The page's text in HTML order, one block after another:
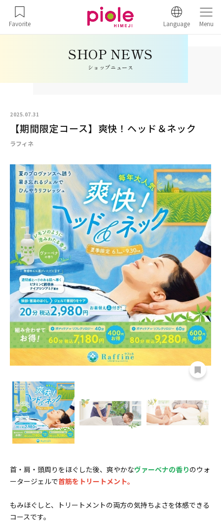
Favorite Language Menu
ショップニュース
2025.07.31
【期間限定コース】爽快！ヘッド＆ネック
ラフィネ
首・肩・頭周りをほぐした後、爽やかなヴァーベナの香りのウォ
ータージェルで首筋をトリートメント。
もみほぐしと、トリートメントの両方の気持ちよさを体感できる
コースです。